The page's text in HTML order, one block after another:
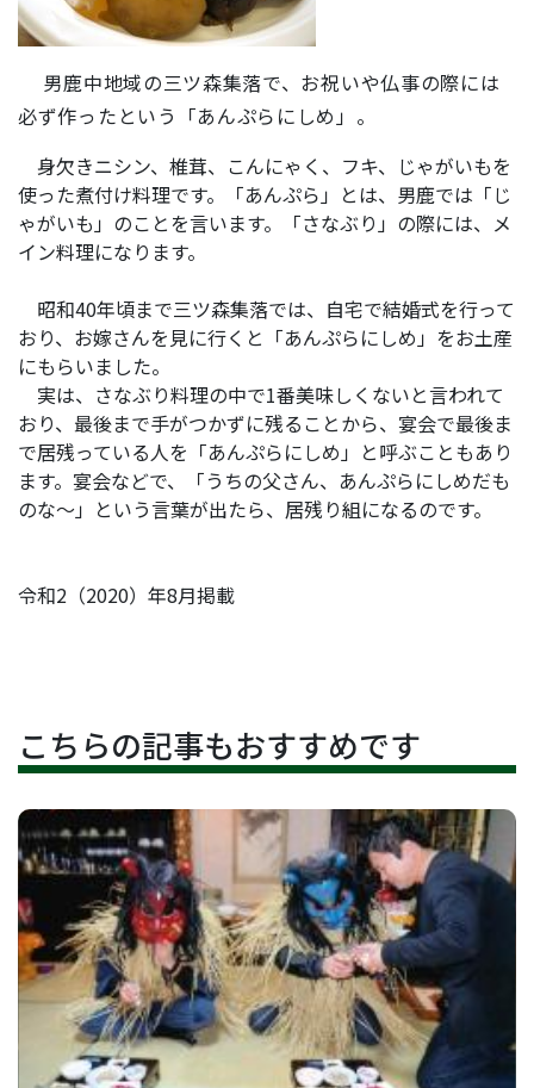
男鹿中地域の三ツ森集落で、お祝いや仏事の際には
必ず作ったという「あんぷらにしめ」。
身欠きニシン、椎茸、こんにゃく、フキ、じゃがいもを
使った煮付け料理です。「あんぷら」とは、男鹿では「じ
ゃがいも」のことを言います。「さなぶり」の際には、メ
イン料理になります。
昭和40年頃まで三ツ森集落では、自宅で結婚式を行って
おり、お嫁さんを見に行くと「あんぷらにしめ」をお土産
にもらいました。
実は、さなぶり料理の中で1番美味しくないと言われて
おり、最後まで手がつかずに残ることから、宴会で最後ま
で居残っている人を「あんぷらにしめ」と呼ぶこともあり
ます。宴会などで、「うちの父さん、あんぷらにしめだも
のな～」という言葉が出たら、居残り組になるのです。
令和2（2020）年8月掲載
こちらの記事もおすすめです